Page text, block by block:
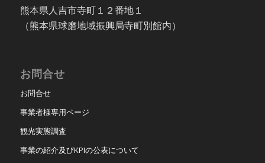
熊本県人吉市寺町１２番地１
（熊本県球磨地域振興局寺町別館内）
お問合せ
お問合せ
事業者様専用ページ
観光実態調査
事業の紹介及びKPIの公表について